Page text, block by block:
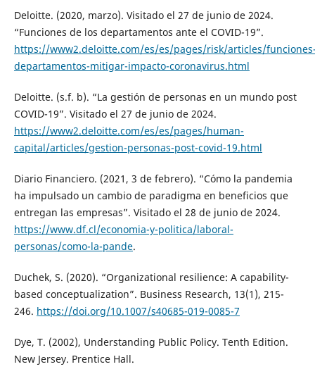
Deloitte. (2020, marzo). Visitado el 27 de junio de 2024.
“Funciones de los departamentos ante el COVID-19”.
https://www2.deloitte.com/es/es/pages/risk/articles/
departamentos-mitigar-impacto-coronavirus.html
Deloitte. (s.f. b). “La gestión de personas en un mundo post
COVID-19”. Visitado el 27 de junio de 2024.
https://www2.deloitte.com/es/es/pages/human-
capital/articles/gestion-personas-post-covid-19.html
Diario Financiero. (2021, 3 de febrero). “Cómo la pandemia
ha impulsado un cambio de paradigma en beneficios que
entregan las empresas”. Visitado el 28 de junio de 2024.
https://www.df.cl/economia-y-politica/laboral-
personas/como-la-pande.
Duchek, S. (2020). “Organizational resilience: A capability-
based conceptualization”. Business Research, 13(1), 215-
246. https://doi.org/10.1007/s40685-019-0085-7
Dye, T. (2002), Understanding Public Policy. Tenth Edition.
New Jersey. Prentice Hall.